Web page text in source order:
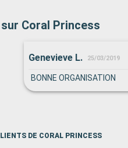
Coral Princess
Genevieve L. 25/03/2019
BONNE ORGANISATION
DE CORAL PRINCESS